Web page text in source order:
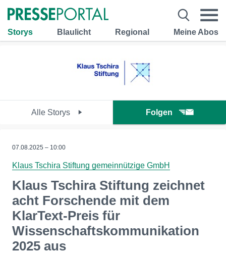
Storys Blaulicht Regional Meine Abos
Alle Storys Folgen
07.08.2025 – 10:00
Klaus Tschira Stiftung gemeinnützige GmbH
Klaus Tschira Stiftung zeichnet
acht Forschende mit dem
KlarText-Preis für
Wissenschaftskommunikation
2025 aus